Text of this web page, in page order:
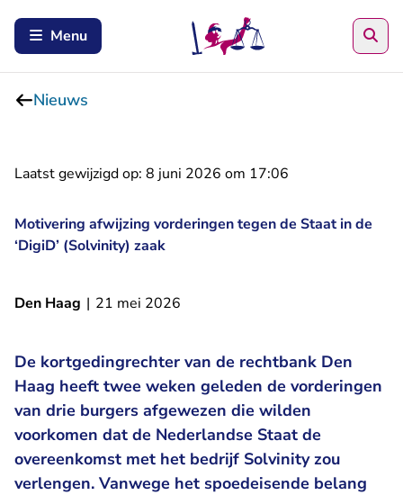
Menu
Nieuws
Laatst gewijzigd op: 8 juni 2026 om 17:06
Motivering afwijzing vorderingen tegen de Staat in de
‘DigiD’ (Solvinity) zaak
Den Haag | 21 mei 2026
De kortgedingrechter van de rechtbank Den
Haag heeft twee weken geleden de vorderingen
van drie burgers afgewezen die wilden
voorkomen dat de Nederlandse Staat de
overeenkomst met het bedrijf Solvinity zou
verlengen. Vanwege het spoedeisende belang